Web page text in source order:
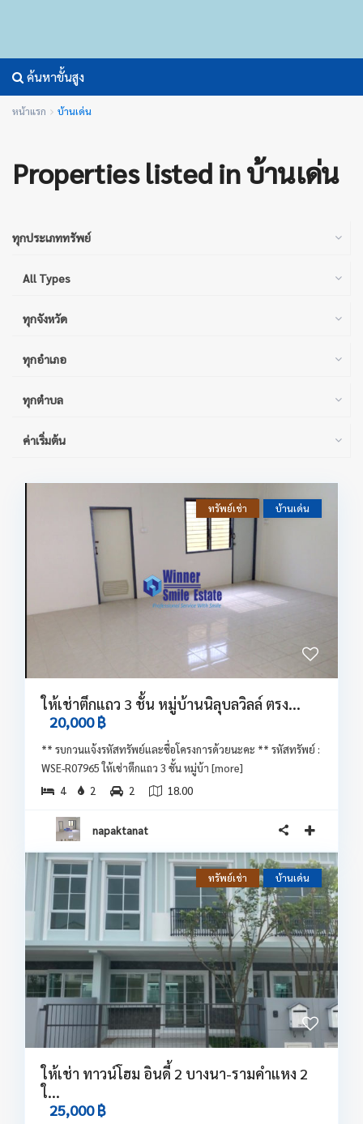
ค้นหาขั้นสูง
หน้าแรก บ้านเด่น
Properties listed in บ้านเด่น
ทุกประเภททรัพย์
All Types
ทุกจังหวัด
ทุกอำเภอ
ทุกตำบล
ค่าเริ่มต้น
ทรัพย์เช่า บ้านเด่น
ให้เช่าตึกแถว 3 ชั้น หมู่บ้านนิลุบลวิลล์ ตรง...
20,000 ฿
** รบกวนแจ้งรหัสทรัพย์และชื่อโครงการด้วยนะคะ ** รหัสทรัพย์ :
WSE-R07965 ให้เช่าตึกแถว 3 ชั้น หมู่บ้า [more]
4
2 2 18.00
napaktanat
ทรัพย์เช่า บ้านเด่น
ให้เช่า ทาวน์โฮม อินดี้ 2 บางนา-รามคำแหง 2
ใ...
25,000 ฿